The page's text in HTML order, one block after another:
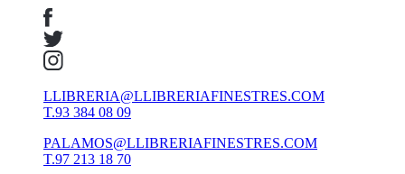
LLIBRERIA@LLIBRERIAFINESTRES.COM
T.93 384 08 09
PALAMOS@LLIBRERIAFINESTRES.COM
T.97 213 18 70